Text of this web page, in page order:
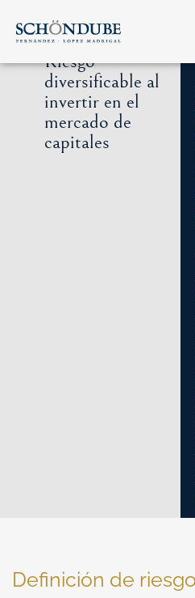
contenido
Riesgo
diversificable al
invertir en el
mercado de
capitales
Definición de